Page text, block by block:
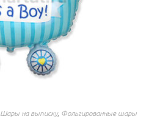
Шары на выписку, Фольгированные шары